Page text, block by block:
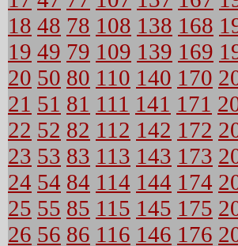
18 48 78 108 138 168
19 49 79 109 139 169
20 50 80 110 140 170
21 51 81 111 141 171
22 52 82 112 142 172
23 53 83 113 143 173
24 54 84 114 144 174
25 55 85 115 145 175
26 56 86 116 146 176